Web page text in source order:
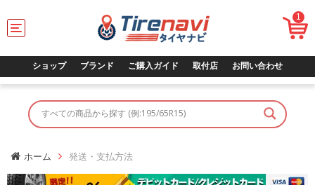
T
o
l
g
t
1
ショップ ブランド ご購入ガイド 取付店 お問い合わせ
ホーム 発送・支払方法